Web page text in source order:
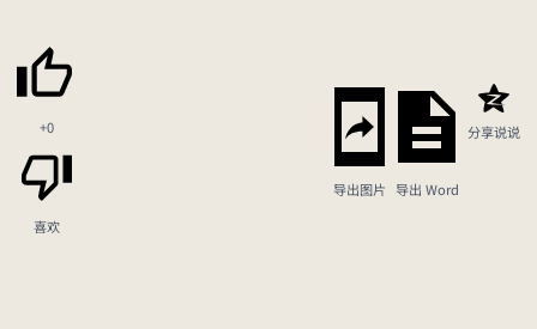
+0
喜欢
导出图片 导出 Word
分享说说